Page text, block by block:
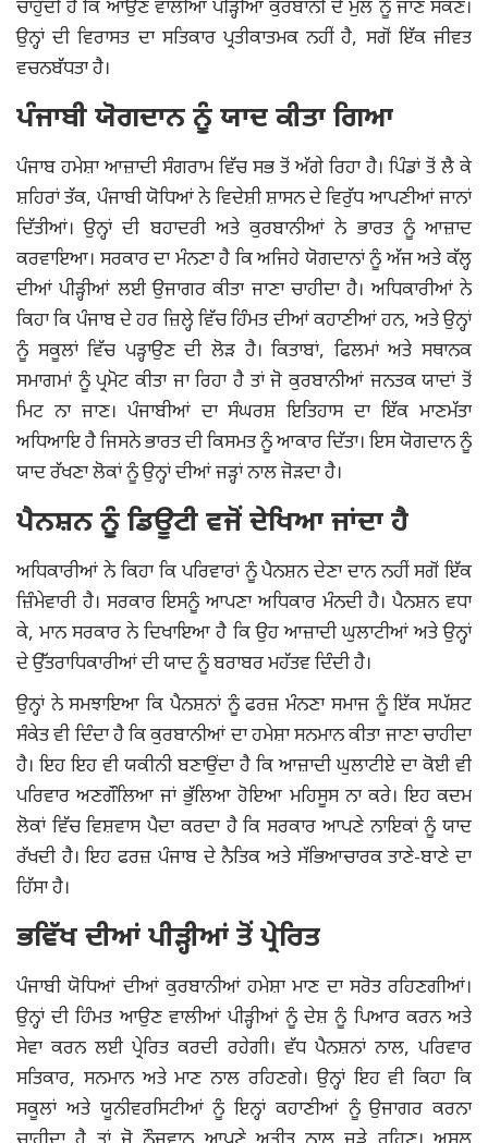
ਚਾਹੁੰਦੀ ਹੈ ਕਿ ਆਉਣ ਵਾਲੀਆਂ ਪੀੜ੍ਹੀਆਂ ਕੁਰਬਾਨੀ ਦੇ ਮੁੱਲ ਨੂੰ ਜਾਣ ਸਕਣ।
ਉਨ੍ਹਾਂ ਦੀ ਵਿਰਾਸਤ ਦਾ ਸਤਿਕਾਰ ਪ੍ਰਤੀਕਾਤਮਕ ਨਹੀਂ ਹੈ, ਸਗੋਂ ਇੱਕ ਜੀਵਤ
ਵਚਨਬੱਧਤਾ ਹੈ।
ਪੰਜਾਬੀ ਯੋਗਦਾਨ ਨੂੰ ਯਾਦ ਕੀਤਾ ਗਿਆ
ਪੰਜਾਬ ਹਮੇਸ਼ਾ ਆਜ਼ਾਦੀ ਸੰਗਰਾਮ ਵਿੱਚ ਸਭ ਤੋਂ ਅੱਗੇ ਰਿਹਾ ਹੈ। ਪਿੰਡਾਂ ਤੋਂ ਲੈ ਕੇ
ਸ਼ਹਿਰਾਂ ਤੱਕ, ਪੰਜਾਬੀ ਯੋਧਿਆਂ ਨੇ ਵਿਦੇਸ਼ੀ ਸ਼ਾਸਨ ਦੇ ਵਿਰੁੱਧ ਆਪਣੀਆਂ ਜਾਨਾਂ
ਦਿੱਤੀਆਂ। ਉਨ੍ਹਾਂ ਦੀ ਬਹਾਦਰੀ ਅਤੇ ਕੁਰਬਾਨੀਆਂ ਨੇ ਭਾਰਤ ਨੂੰ ਆਜ਼ਾਦ
ਕਰਵਾਇਆ। ਸਰਕਾਰ ਦਾ ਮੰਨਣਾ ਹੈ ਕਿ ਅਜਿਹੇ ਯੋਗਦਾਨਾਂ ਨੂੰ ਅੱਜ ਅਤੇ ਕੱਲ੍ਹ
ਦੀਆਂ ਪੀੜ੍ਹੀਆਂ ਲਈ ਉਜਾਗਰ ਕੀਤਾ ਜਾਣਾ ਚਾਹੀਦਾ ਹੈ। ਅਧਿਕਾਰੀਆਂ ਨੇ
ਕਿਹਾ ਕਿ ਪੰਜਾਬ ਦੇ ਹਰ ਜ਼ਿਲ੍ਹੇ ਵਿੱਚ ਹਿੰਮਤ ਦੀਆਂ ਕਹਾਣੀਆਂ ਹਨ, ਅਤੇ ਉਨ੍ਹਾਂ
ਨੂੰ ਸਕੂਲਾਂ ਵਿੱਚ ਪੜ੍ਹਾਉਣ ਦੀ ਲੋੜ ਹੈ। ਕਿਤਾਬਾਂ, ਫਿਲਮਾਂ ਅਤੇ ਸਥਾਨਕ
ਸਮਾਗਮਾਂ ਨੂੰ ਪ੍ਰਮੋਟ ਕੀਤਾ ਜਾ ਰਿਹਾ ਹੈ ਤਾਂ ਜੋ ਕੁਰਬਾਨੀਆਂ ਜਨਤਕ ਯਾਦਾਂ ਤੋਂ
ਮਿਟ ਨਾ ਜਾਣ। ਪੰਜਾਬੀਆਂ ਦਾ ਸੰਘਰਸ਼ ਇਤਿਹਾਸ ਦਾ ਇੱਕ ਮਾਣਮੱਤਾ
ਅਧਿਆਇ ਹੈ ਜਿਸਨੇ ਭਾਰਤ ਦੀ ਕਿਸਮਤ ਨੂੰ ਆਕਾਰ ਦਿੱਤਾ। ਇਸ ਯੋਗਦਾਨ ਨੂੰ
ਯਾਦ ਰੱਖਣਾ ਲੋਕਾਂ ਨੂੰ ਉਨ੍ਹਾਂ ਦੀਆਂ ਜੜ੍ਹਾਂ ਨਾਲ ਜੋੜਦਾ ਹੈ।
ਪੈਨਸ਼ਨ ਨੂੰ ਡਿਊਟੀ ਵਜੋਂ ਦੇਖਿਆ ਜਾਂਦਾ ਹੈ
ਅਧਿਕਾਰੀਆਂ ਨੇ ਕਿਹਾ ਕਿ ਪਰਿਵਾਰਾਂ ਨੂੰ ਪੈਨਸ਼ਨ ਦੇਣਾ ਦਾਨ ਨਹੀਂ ਸਗੋਂ ਇੱਕ
ਜ਼ਿੰਮੇਵਾਰੀ ਹੈ। ਸਰਕਾਰ ਇਸਨੂੰ ਆਪਣਾ ਅਧਿਕਾਰ ਮੰਨਦੀ ਹੈ। ਪੈਨਸ਼ਨ ਵਧਾ
ਕੇ, ਮਾਨ ਸਰਕਾਰ ਨੇ ਦਿਖਾਇਆ ਹੈ ਕਿ ਉਹ ਆਜ਼ਾਦੀ ਘੁਲਾਟੀਆਂ ਅਤੇ ਉਨ੍ਹਾਂ
ਦੇ ਉੱਤਰਾਧਿਕਾਰੀਆਂ ਦੀ ਯਾਦ ਨੂੰ ਬਰਾਬਰ ਮਹੱਤਵ ਦਿੰਦੀ ਹੈ।
ਉਨ੍ਹਾਂ ਨੇ ਸਮਝਾਇਆ ਕਿ ਪੈਨਸ਼ਨਾਂ ਨੂੰ ਫਰਜ਼ ਮੰਨਣਾ ਸਮਾਜ ਨੂੰ ਇੱਕ ਸਪੱਸ਼ਟ
ਸੰਕੇਤ ਵੀ ਦਿੰਦਾ ਹੈ ਕਿ ਕੁਰਬਾਨੀਆਂ ਦਾ ਹਮੇਸ਼ਾ ਸਨਮਾਨ ਕੀਤਾ ਜਾਣਾ ਚਾਹੀਦਾ
ਹੈ। ਇਹ ਇਹ ਵੀ ਯਕੀਨੀ ਬਣਾਉਂਦਾ ਹੈ ਕਿ ਆਜ਼ਾਦੀ ਘੁਲਾਟੀਏ ਦਾ ਕੋਈ ਵੀ
ਪਰਿਵਾਰ ਅਣਗੌਲਿਆ ਜਾਂ ਭੁੱਲਿਆ ਹੋਇਆ ਮਹਿਸੂਸ ਨਾ ਕਰੇ। ਇਹ ਕਦਮ
ਲੋਕਾਂ ਵਿੱਚ ਵਿਸ਼ਵਾਸ ਪੈਦਾ ਕਰਦਾ ਹੈ ਕਿ ਸਰਕਾਰ ਆਪਣੇ ਨਾਇਕਾਂ ਨੂੰ ਯਾਦ
ਰੱਖਦੀ ਹੈ। ਇਹ ਫਰਜ਼ ਪੰਜਾਬ ਦੇ ਨੈਤਿਕ ਅਤੇ ਸੱਭਿਆਚਾਰਕ ਤਾਣੇ-ਬਾਣੇ ਦਾ
ਹਿੱਸਾ ਹੈ।
ਭਵਿੱਖ ਦੀਆਂ ਪੀੜ੍ਹੀਆਂ ਤੋਂ ਪ੍ਰੇਰਿਤ
ਪੰਜਾਬੀ ਯੋਧਿਆਂ ਦੀਆਂ ਕੁਰਬਾਨੀਆਂ ਹਮੇਸ਼ਾ ਮਾਣ ਦਾ ਸਰੋਤ ਰਹਿਣਗੀਆਂ।
ਉਨ੍ਹਾਂ ਦੀ ਹਿੰਮਤ ਆਉਣ ਵਾਲੀਆਂ ਪੀੜ੍ਹੀਆਂ ਨੂੰ ਦੇਸ਼ ਨੂੰ ਪਿਆਰ ਕਰਨ ਅਤੇ
ਸੇਵਾ ਕਰਨ ਲਈ ਪ੍ਰੇਰਿਤ ਕਰਦੀ ਰਹੇਗੀ। ਵੱਧ ਪੈਨਸ਼ਨਾਂ ਨਾਲ, ਪਰਿਵਾਰ
ਸਤਿਕਾਰ, ਸਨਮਾਨ ਅਤੇ ਮਾਣ ਨਾਲ ਰਹਿਣਗੇ। ਉਨ੍ਹਾਂ ਇਹ ਵੀ ਕਿਹਾ ਕਿ
ਸਕੂਲਾਂ ਅਤੇ ਯੂਨੀਵਰਸਿਟੀਆਂ ਨੂੰ ਇਨ੍ਹਾਂ ਕਹਾਣੀਆਂ ਨੂੰ ਉਜਾਗਰ ਕਰਨਾ